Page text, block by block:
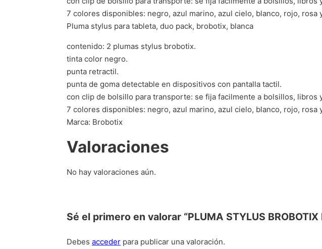
7 colores disponibles: negro, azul marino, azul cielo, blanco, rojo, rosa
Pluma stylus para tableta, duo pack, brobotix, blanca
contenido: 2 plumas stylus brobotix.
tinta color negro.
punta retractil.
punta de goma detectable en dispositivos con pantalla tactil.
con clip de bolsillo para transporte: se fija facilmente a bolsillos, libros
7 colores disponibles: negro, azul marino, azul cielo, blanco, rojo, rosa
Marca: Brobotix
Valoraciones
No hay valoraciones aún.
Sé el primero en valorar “PLUMA STYLUS BROBOTIX
Debes acceder para publicar una valoración.